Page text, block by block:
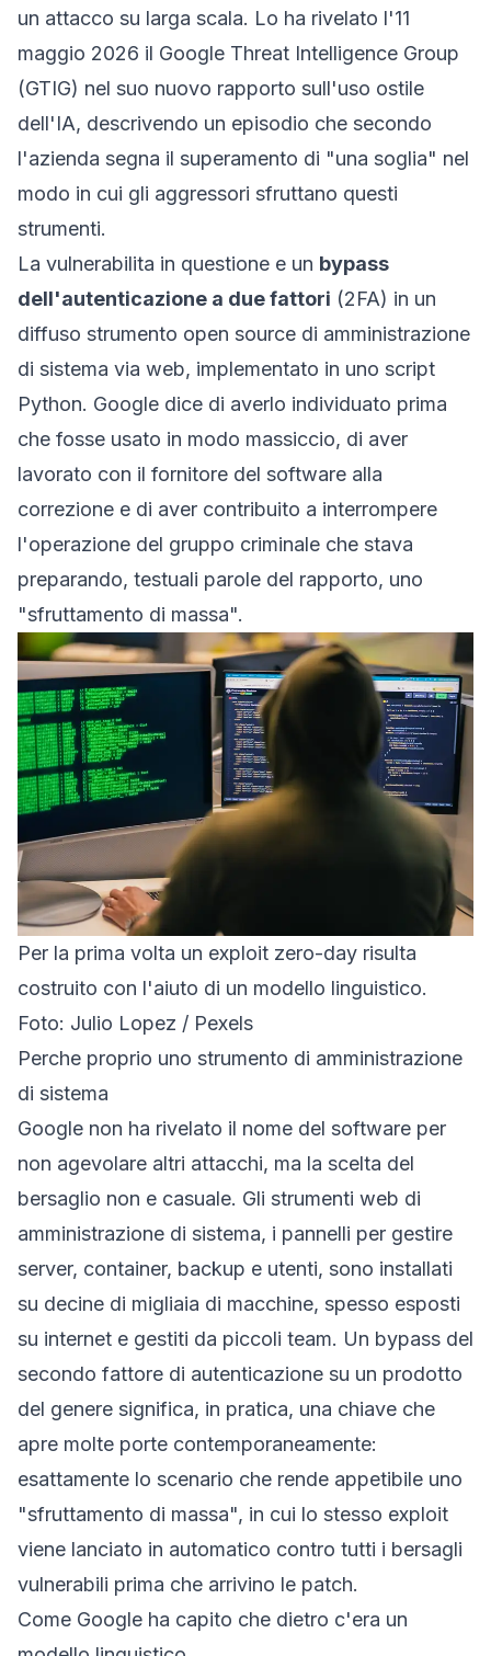
un attacco su larga scala. Lo ha rivelato l'11
maggio 2026 il Google Threat Intelligence Group
(GTIG) nel suo nuovo rapporto sull'uso ostile
dell'IA, descrivendo un episodio che secondo
l'azienda segna il superamento di "una soglia" nel
modo in cui gli aggressori sfruttano questi
strumenti.
La vulnerabilita in questione e un bypass
dell'autenticazione a due fattori (2FA) in un
diffuso strumento open source di amministrazione
di sistema via web, implementato in uno script
Python. Google dice di averlo individuato prima
che fosse usato in modo massiccio, di aver
lavorato con il fornitore del software alla
correzione e di aver contribuito a interrompere
l'operazione del gruppo criminale che stava
preparando, testuali parole del rapporto, uno
"sfruttamento di massa".
Per la prima volta un exploit zero-day risulta
costruito con l'aiuto di un modello linguistico.
Foto: Julio Lopez / Pexels
Perche proprio uno strumento di amministrazione
di sistema
Google non ha rivelato il nome del software per
non agevolare altri attacchi, ma la scelta del
bersaglio non e casuale. Gli strumenti web di
amministrazione di sistema, i pannelli per gestire
server, container, backup e utenti, sono installati
su decine di migliaia di macchine, spesso esposti
su internet e gestiti da piccoli team. Un bypass del
secondo fattore di autenticazione su un prodotto
del genere significa, in pratica, una chiave che
apre molte porte contemporaneamente:
esattamente lo scenario che rende appetibile uno
"sfruttamento di massa", in cui lo stesso exploit
viene lanciato in automatico contro tutti i bersagli
vulnerabili prima che arrivino le patch.
Come Google ha capito che dietro c'era un